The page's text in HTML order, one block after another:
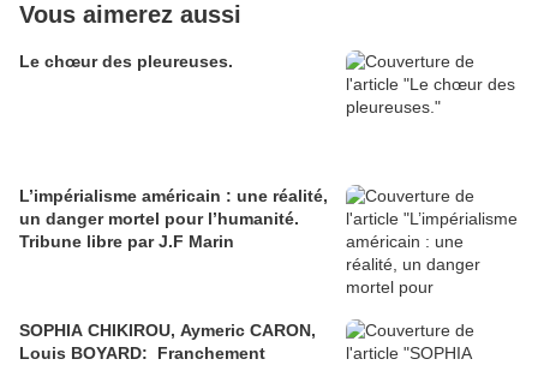
Vous aimerez aussi
Le chœur des pleureuses.
L’impérialisme américain : une réalité,
un danger mortel pour l’humanité.
Tribune libre par J.F Marin
SOPHIA CHIKIROU, Aymeric CARON,
Louis BOYARD: Franchement